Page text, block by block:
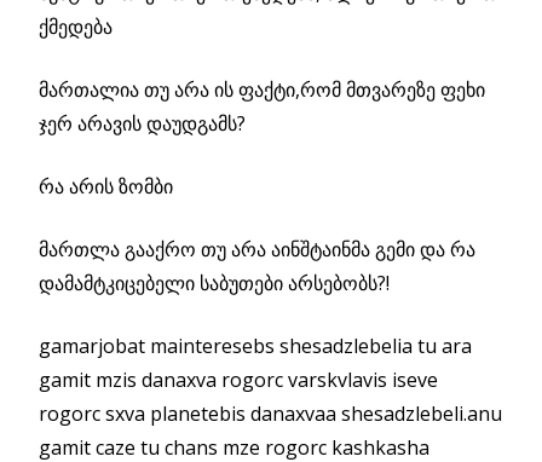
ქმედება
მართალია თუ არა ის ფაქტი,რომ მთვარეზე ფეხი
ჯერ არავის დაუდგამს?
რა არის ზომბი
მართლა გააქრო თუ არა აინშტაინმა გემი და რა
დამამტკიცებელი საბუთები არსებობს?!
gamarjobat mainteresebs shesadzlebelia tu ara
gamit mzis danaxva rogorc varskvlavis iseve
rogorc sxva planetebis danaxvaa shesadzlebeli.anu
gamit caze tu chans mze rogorc kashkasha